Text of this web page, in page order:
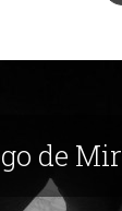
de